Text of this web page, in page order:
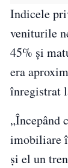
Indicele
veniturile
45% şi
era
înregistrat
„Începând
imobiliare
şi el un